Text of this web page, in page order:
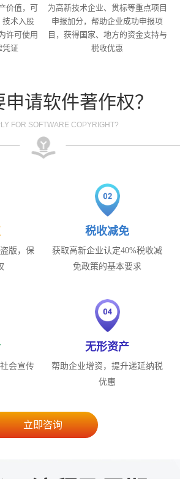
价值，可
技术入股
许可使用
凭证
为高新技术企业、贯标等重点项目
申报加分，帮助企业成功申报项
目，获得国家、地方的资金支持与
税收优惠
申请软件著作权？
FOR SOFTWARE COPYRIGHT?
版，保
税收减免
获取高新企业认定40%税收减
免政策的基本要求
会宣传
无形资产
帮助企业增资，提升递延纳税
优惠
立即咨询